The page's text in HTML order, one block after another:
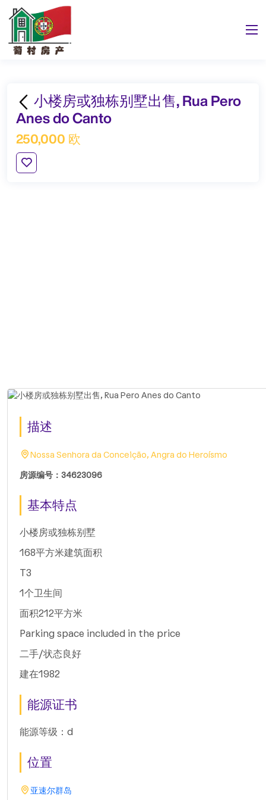
小楼房或独栋别墅出售, Rua Pero
Anes do Canto
250,000 欧
描述
Nossa Senhora da Conceição, Angra do Heroísmo
房源编号：34623096
基本特点
小楼房或独栋别墅
168平方米建筑面积
T3
1个卫生间
面积212平方米
Parking space included in the price
二手/状态良好
建在1982
能源证书
能源等级：d
位置
亚速尔群岛